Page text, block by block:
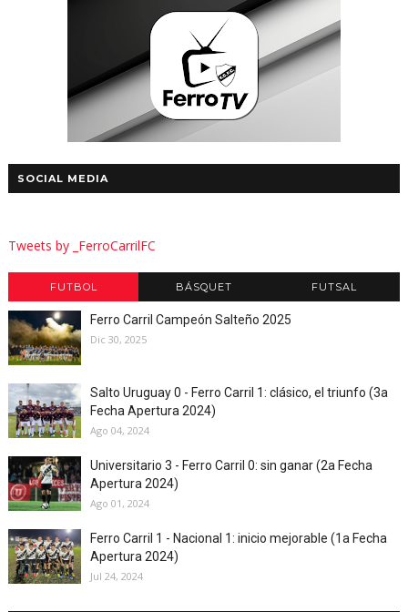
SOCIAL MEDIA
Tweets by _FerroCarrilFC
FUTBOL BÁSQUET FUTSAL
Ferro Carril Campeón Salteño 2025
Dic 30, 2025
Salto Uruguay 0 - Ferro Carril 1: clásico, el triunfo (3a
Fecha Apertura 2024)
Ago 04, 2024
Universitario 3 - Ferro Carril 0: sin ganar (2a Fecha
Apertura 2024)
Ago 01, 2024
Ferro Carril 1 - Nacional 1: inicio mejorable (1a Fecha
Apertura 2024)
Jul 24, 2024